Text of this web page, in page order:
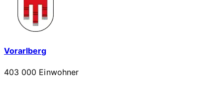
Vorarlberg
403 000 Einwohner